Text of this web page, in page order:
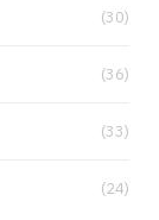
(30)
(36)
(33)
(24)